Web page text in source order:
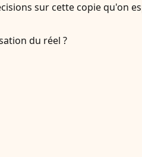
sur cette copie qu'on
du réel ?